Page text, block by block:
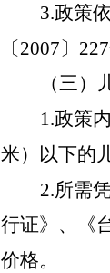
3.政策
〔2007〕
（三）
1.政策
米）以下的
2.所需
行证》、《
价格。